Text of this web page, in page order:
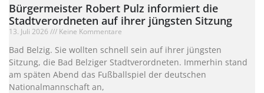
Bürgermeister Robert Pulz informiert die
Stadtverordneten auf ihrer jüngsten Sitzung
13. Juli 2026 Keine Kommentare
Bad Belzig. Sie wollten schnell sein auf ihrer jüngsten
Sitzung, die Bad Belziger Stadtverordneten. Immerhin stand
am späten Abend das Fußballspiel der deutschen
Nationalmannschaft an,